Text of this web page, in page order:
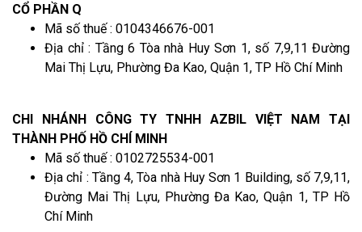
CỔ PHẦN Q
Mã số thuế : 0104346676-001
Địa chỉ : Tầng 6 Tòa nhà Huy Sơn 1, số 7,9,11 Đường
Mai Thị Lựu, Phường Đa Kao, Quận 1, TP Hồ Chí Minh
CHI NHÁNH CÔNG TY TNHH AZBIL VIỆT NAM TẠI
THÀNH PHỐ HỒ CHÍ MINH
Mã số thuế : 0102725534-001
Địa chỉ : Tầng 4, Tòa nhà Huy Sơn 1 Building, số 7,9,11,
Đường Mai Thị Lựu, Phường Đa Kao, Quận 1, TP Hồ
Chí Minh